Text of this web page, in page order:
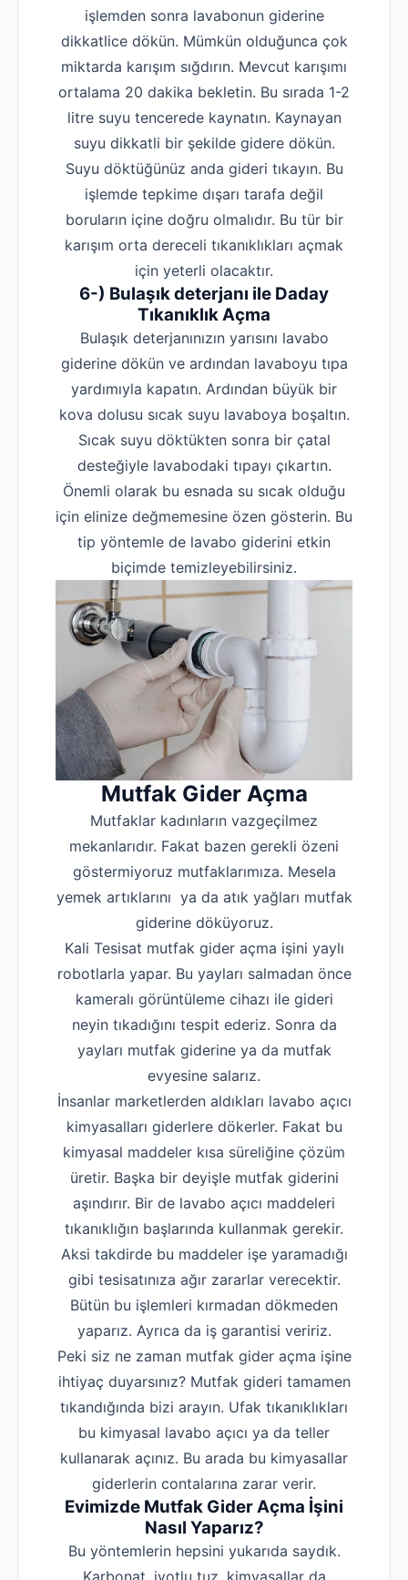
Robotla Tıkanıklık Açma
Su Kaçağı Tespiti
Profesyonel Petek Temizliği
Uzmana Sor
Hakkımızda
İletişim
işlemden sonra lavabonun giderine
dikkatlice dökün. Mümkün olduğunca çok
miktarda karışım sığdırın. Mevcut karışımı
ortalama 20 dakika bekletin. Bu sırada 1-2
litre suyu tencerede kaynatın. Kaynayan
suyu dikkatli bir şekilde gidere dökün.
Suyu döktüğünüz anda gideri tıkayın. Bu
işlemde tepkime dışarı tarafa değil
boruların içine doğru olmalıdır. Bu tür bir
karışım orta dereceli tıkanıklıkları açmak
için yeterli olacaktır.
6-) Bulaşık deterjanı ile Daday
Tıkanıklık Açma
Bulaşık deterjanınızın yarısını lavabo
giderine dökün ve ardından lavaboyu tıpa
yardımıyla kapatın. Ardından büyük bir
kova dolusu sıcak suyu lavaboya boşaltın.
Sıcak suyu döktükten sonra bir çatal
desteğiyle lavabodaki tıpayı çıkartın.
Önemli olarak bu esnada su sıcak olduğu
için elinize değmemesine özen gösterin. Bu
tip yöntemle de lavabo giderini etkin
biçimde temizleyebilirsiniz.
Mutfak Gider Açma
Mutfaklar kadınların vazgeçilmez
mekanlarıdır. Fakat bazen gerekli özeni
göstermiyoruz mutfaklarımıza. Mesela
yemek artıklarını ya da atık yağları mutfak
giderine döküyoruz.
Kali Tesisat mutfak gider açma işini yaylı
robotlarla yapar. Bu yayları salmadan önce
kameralı görüntüleme cihazı ile gideri
neyin tıkadığını tespit ederiz. Sonra da
yayları mutfak giderine ya da mutfak
evyesine salarız.
İnsanlar marketlerden aldıkları lavabo açıcı
kimyasalları giderlere dökerler. Fakat bu
kimyasal maddeler kısa süreliğine çözüm
üretir. Başka bir deyişle mutfak giderini
aşındırır. Bir de lavabo açıcı maddeleri
tıkanıklığın başlarında kullanmak gerekir.
Aksi takdirde bu maddeler işe yaramadığı
gibi tesisatınıza ağır zararlar verecektir.
Bütün bu işlemleri kırmadan dökmeden
yaparız. Ayrıca da iş garantisi veririz.
Peki siz ne zaman mutfak gider açma işine
ihtiyaç duyarsınız? Mutfak gideri tamamen
tıkandığında bizi arayın. Ufak tıkanıklıkları
bu kimyasal lavabo açıcı ya da teller
kullanarak açınız. Bu arada bu kimyasallar
giderlerin contalarına zarar verir.
Evimizde Mutfak Gider Açma İşini
Nasıl Yaparız?
Bu yöntemlerin hepsini yukarıda saydık.
Karbonat, iyotlu tuz, kimyasallar da